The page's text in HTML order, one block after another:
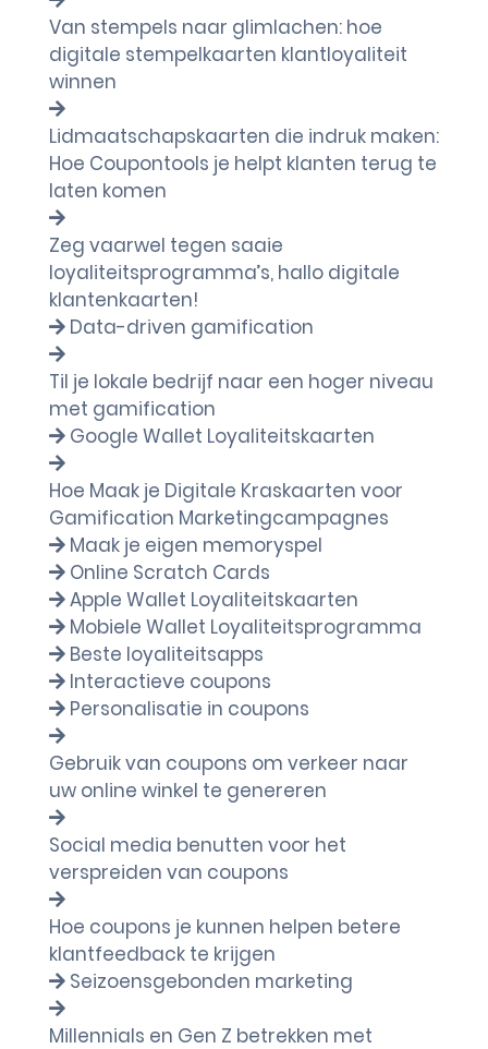
Van stempels naar glimlachen: hoe
digitale stempelkaarten klantloyaliteit
winnen
Lidmaatschapskaarten die indruk maken:
Hoe Coupontools je helpt klanten terug te
laten komen
Zeg vaarwel tegen saaie
loyaliteitsprogramma’s, hallo digitale
klantenkaarten!
Data-driven gamification
Til je lokale bedrijf naar een hoger niveau
met gamification
Google Wallet Loyaliteitskaarten
Hoe Maak je Digitale Kraskaarten voor
Gamification Marketingcampagnes
Maak je eigen memoryspel
Online Scratch Cards
Apple Wallet Loyaliteitskaarten
Mobiele Wallet Loyaliteitsprogramma
Beste loyaliteitsapps
Interactieve coupons
Personalisatie in coupons
Gebruik van coupons om verkeer naar
uw online winkel te genereren
Social media benutten voor het
verspreiden van coupons
Hoe coupons je kunnen helpen betere
klantfeedback te krijgen
Seizoensgebonden marketing
Millennials en Gen Z betrekken met